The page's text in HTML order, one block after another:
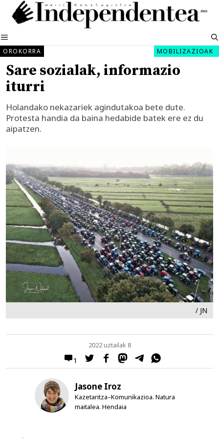
Edukira
salto
MENUA
OROKORRA MOBILIZAZIOAK
Sare sozialak, informazio
iturri
Holandako nekazariek agindutakoa bete dute.
Protesta handia da baina hedabide batek ere ez du
aipatzen.
/ JN
1
2022 uztailak 8
Jasone Iroz
Kazetaritza–Komunikazioa. Natura
maitalea. Hendaia